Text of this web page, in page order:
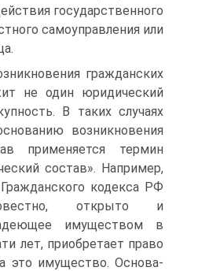
государственного
самоуправления или
гражданских
не один юридический
В таких случаях
возникновения
приме­няется термин
состав». Например,
кодекса РФ
от­крыто и
имуществом в
лет, приобретает право
это имущество. Основа­